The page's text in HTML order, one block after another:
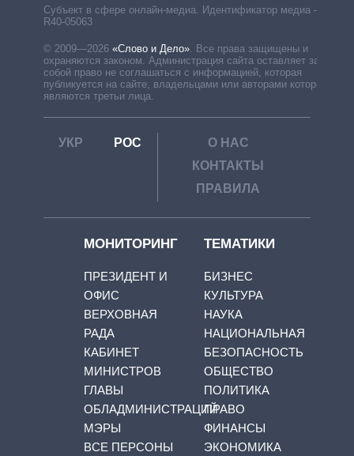
Субъект в сфере онлайн-медиа. Идентификатор медиа –
R40-05063
© 2009—2026 «Слово и Дело». Все права защищены и
охраняются законом. Администрация сайта оставляет за
собой право не соглашаться с информацией, которая
публикуется на сайте, владельцами или авторами которой
являются третьи лица.
УКР РОС
О НАС
КОНТАКТЫ
ПРАВИЛА
МОНИТОРИНГ
ПРЕЗИДЕНТ И
ОФИС
ВЕРХОВНАЯ
РАДА
КАБИНЕТ
МИНИСТРОВ
ГЛАВЫ
ОБЛАДМИНИСТРАЦИЙ
МЭРЫ
ВСЕ ПЕРСОНЫ
ТЕМАТИКИ
БИЗНЕС
КУЛЬТУРА
НАУКА
НАЦИОНАЛЬНАЯ
БЕЗОПАСНОСТЬ
ОБЩЕСТВО
ПОЛИТИКА
ПРАВО
ФИНАНСЫ
ЭКОНОМИКА